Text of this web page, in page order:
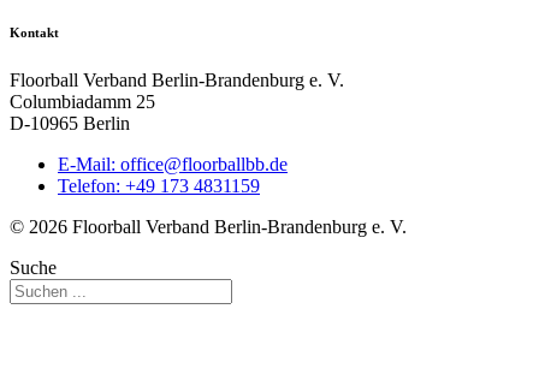
Kontakt
Floorball Verband Berlin-Brandenburg e. V.
Columbiadamm 25
D-10965 Berlin
E-Mail: ed.bbllabroolf@eciffo
Telefon: +49 173 4831159
© 2026 Floorball Verband Berlin-Brandenburg e. V.
Suche